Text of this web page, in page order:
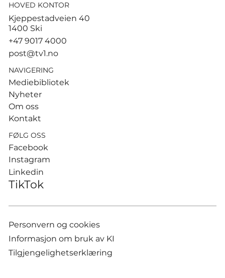
Tusenvis har dødd av varme i
dødsstatistikk
HOVED KONTOR
Kjeppestadveien 40
1400 Ski
+47 9017 4000
post@tv1.no
NAVIGERING
Mediebibliotek
Nyheter
Om oss
Kontakt
FØLG OSS
Facebook
Instagram
Linkedin
TikTok
Personvern og cookies
Informasjon om bruk av KI
Tilgjengelighetserklæring